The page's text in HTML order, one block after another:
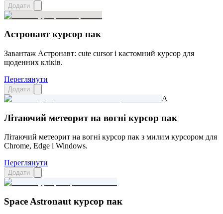
Додати
Астронавт курсор пак
Завантаж Астронавт: cute cursor і кастомний курсор для
щоденних кліків.
Переглянути
Додати
A
Літаючий метеорит на вогні курсор пак
Літаючий метеорит на вогні курсор пак з милим курсором для
Chrome, Edge і Windows.
Переглянути
Додати
Space Astronaut курсор пак